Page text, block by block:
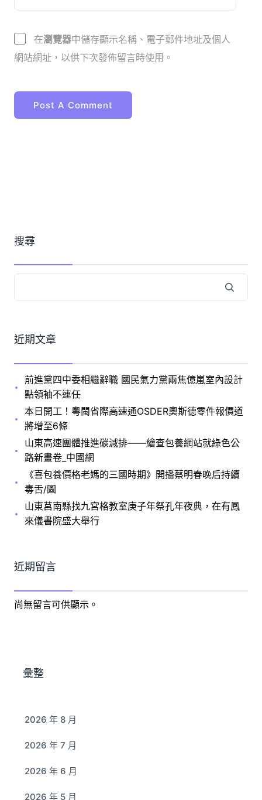
在瀏覽器中儲存顯示名稱、電子郵件地址及個人
網站網址，以供下次發佈留言時使用。
搜尋
近期文章
前進黨四中委相繼辭職 國民氣力黨兩焦億嵐室內設計
點領袖不連任
本日開工！粵閩省際高速通OSDER奧斯德零件報價道
將增至6條
山東高速團體推進碳減排——繪查包養網站就綠色公
路新畫卷_中國網
《喜包養價格老媽的三國時期》開播蔡明春晚后持續
毒舌/圖
山東莒南縣找九宮格教室庚子年祭孔年夜典，在有鳳
來儀書院盛大舉行
近期留言
尚無留言可供顯示。
彙整
2026 年 8 月
2026 年 7 月
2026 年 6 月
2026 年 5 月